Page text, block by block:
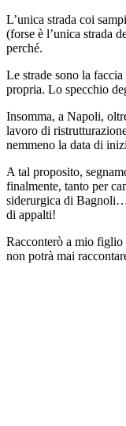
L’unica strada coi
(forse è l’unica strada
perché.
Le strade sono la
propria. Lo specchio
Insomma, a Napoli,
lavoro di
nemmeno la data di
A tal proposito,
finalmente, tanto per
siderurgica di
di appalti!
Racconterò a mio figlio
non potrà mai